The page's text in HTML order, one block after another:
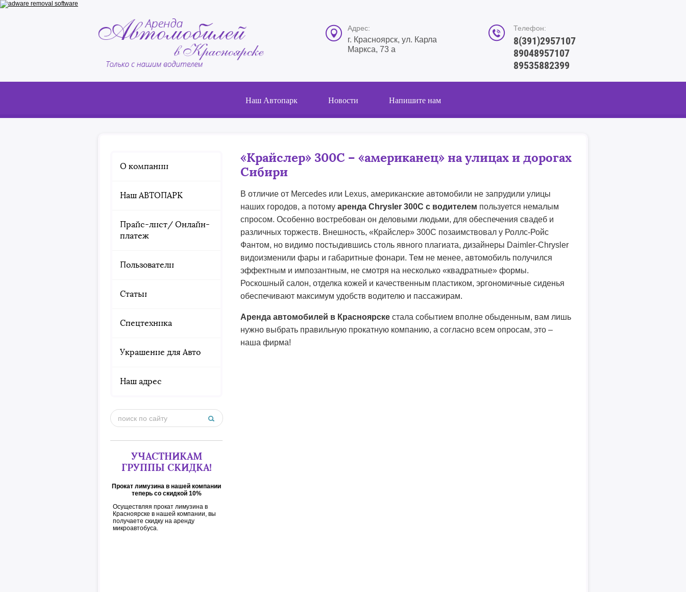
Адрес:
г. Красноярск, ул. Карла
Маркса, 73 а
Телефон:
8(391)2957107
89048957107
89535882399
Наш Автопарк Новости Напишите нам
О компании
Наш АВТОПАРК
Прайс-лист/ Онлайн-
платеж
Пользователи
Статьи
Спецтехника
Украшение для Авто
Наш адрес
УЧАСТНИКАМ
ГРУППЫ СКИДКА!
Прокат лимузина в нашей компании
теперь со скидкой 10%
Осуществляя прокат лимузина в
Красноярске в нашей компании, вы
получаете скидку на аренду
микроавтобуса.
«Крайслер» 300С – «американец» на улицах и дорогах
Сибири
В отличие от Mercedes или Lexus, американские автомобили не запрудили улицы
наших городов, а потому аренда Chrysler 300C с водителем пользуется немалым
спросом. Особенно востребован он деловыми людьми, для обеспечения свадеб и
различных торжеств. Внешность, «Крайслер» 300С позаимствовал у Роллс-Ройс
Фантом, но видимо постыдившись столь явного плагиата, дизайнеры Daimler-Chrysler
видоизменили фары и габаритные фонари. Тем не менее, автомобиль получился
эффектным и импозантным, не смотря на несколько «квадратные» формы.
Роскошный салон, отделка кожей и качественным пластиком, эргономичные сиденья
обеспечивают максимум удобств водителю и пассажирам.
Аренда автомобилей в Красноярске стала событием вполне обыденным, вам лишь
нужно выбрать правильную прокатную компанию, а согласно всем опросам, это –
наша фирма!